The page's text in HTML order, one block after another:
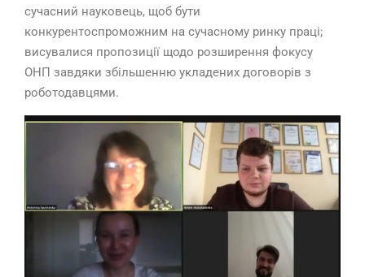
сучасний науковець, щоб бути
конкурентоспроможним на сучасному ринку праці;
висувалися пропозиції щодо розширення фокусу
ОНП завдяки збільшенню укладених договорів з
роботодавцями.